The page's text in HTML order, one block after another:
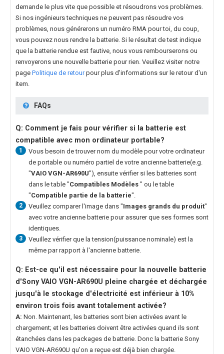
demande le plus vite que possible et résoudrons vos problèmes.
Si nos ingénieurs techniques ne peuvent pas résoudre vos
problèmes, nous générerons un numéro RMA pour toi, du coup,
vous pouvez nous rendre la batterie. Si le résultat de test indique
que la batterie rendue est fautive, nous vous rembourserons ou
renvoyerons une nouvelle batterie pour rien. Veuillez visiter notre
page Politique de retourpour plus d'informations sur le retour d'un
item.
FAQs
Q: Comment je fais pour vérifier si la batterie est
compatible avec mon ordinateur portable?
1
Vous besoin de trouver nom du modèle pour votre ordinateur
de portable ou numéro partiel de votre ancienne batterie(e.g.
"VAIO VGN-AR690U"), ensuite vérifier si les batteries sont
dans le table "Compatibles Modèles " ou le table
"Compatible partie de la batterie".
2 Veuillez comparer l'image dans "Images grands du produit"
avec votre ancienne batterie pour assurer que ses formes sont
identiques.
3
Veuillez vérifier que la tension(puissance nominale) est la
même par rapport à l'ancienne batterie.
Q: Est-ce qu'il est nécessaire pour la nouvelle batterie
d'Sony VAIO VGN-AR690U pleine chargée et déchargée
jusqu'à le stockage d'électricité est inférieur à 10%
environ trois fois avant totalement activée?
A: Non. Maintenant, les batteries sont bien activées avant le
chargement; et les batteries doivent être activées quand ils sont
étanchées dans les packages de batterie. Donc la batterie Sony
VAIO VGN-AR690U qu'on a reçue est déjà bien chargée.